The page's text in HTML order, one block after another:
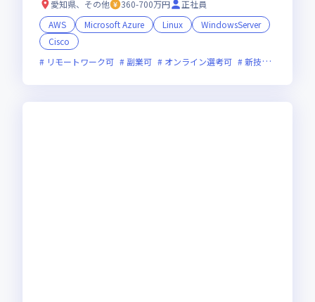
愛知県、その他
360-700万円
正社員
AWS
Microsoft Azure Linux
WindowsServer
Cisco
リモートワーク可
副業可 オンライン選考可 新技術に積極的